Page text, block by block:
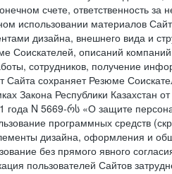
счете, ответственность за
использовании материалов
дизайна, внешнего вида и
Соискателей, описаний
сотрудников, получение
сохраняет Резюме
Закона Республики
года N 5669-რს «О защите
программных средств
дизайна, оформления и
без прямого явного
пользователей Сайтов